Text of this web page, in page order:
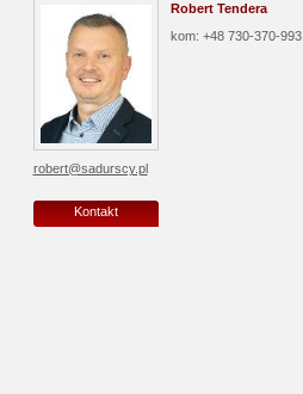
Robert Tendera
kom: +48 730-370-993
robert@sadurscy.pl
Kontakt